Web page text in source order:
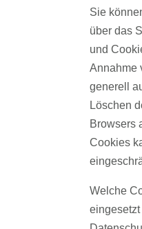
Sie
über das
und
Annahme
generell
Löschen
Browsers
Cookies
Welche